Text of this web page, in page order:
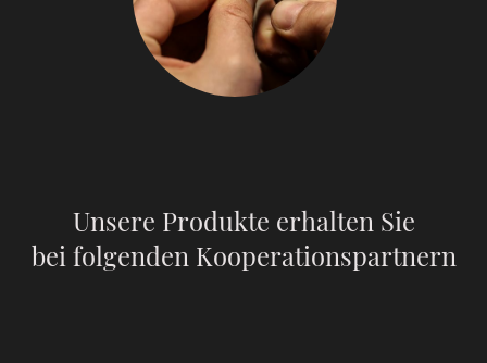
Unsere Produkte erhalten Sie
bei folgenden Kooperationspartnern